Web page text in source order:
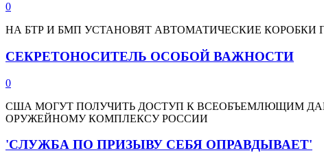
0
НА БТР И БМП УСТАНОВЯТ АВТОМАТИЧЕСКИЕ КОРОБКИ
СЕКРЕТОНОСИТЕЛЬ ОСОБОЙ ВАЖНОСТИ
0
США МОГУТ ПОЛУЧИТЬ ДОСТУП К ВСЕОБЪЕМЛЮЩИМ
ОРУЖЕЙНОМУ КОМПЛЕКСУ РОССИИ
'СЛУЖБА ПО ПРИЗЫВУ СЕБЯ ОПРАВДЫВАЕТ'